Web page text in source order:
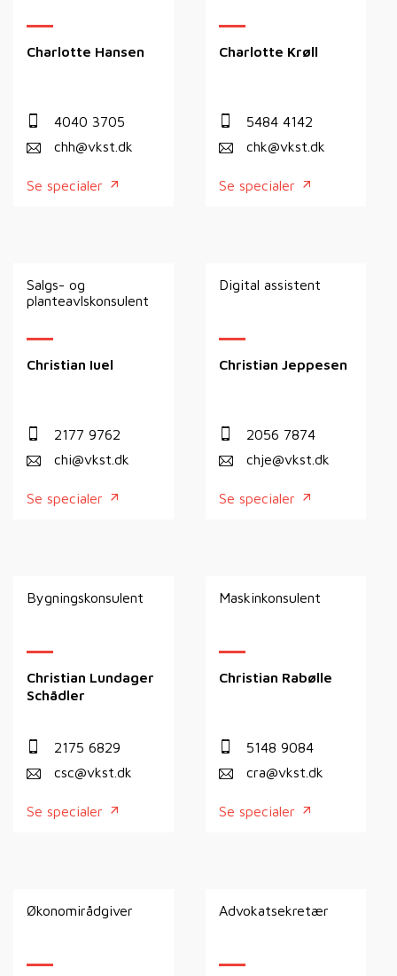
Charlotte Hansen
4040 3705
chh@vkst.dk
Se specialer
Charlotte Krøll
5484 4142
chk@vkst.dk
Se specialer
Salgs- og
planteavlskonsulent
Christian Iuel
2177 9762
chi@vkst.dk
Se specialer
Digital assistent
Christian Jeppesen
2056 7874
chje@vkst.dk
Se specialer
Bygningskonsulent
Christian Lundager
Schädler
2175 6829
csc@vkst.dk
Se specialer
Maskinkonsulent
Christian Rabølle
5148 9084
cra@vkst.dk
Se specialer
Økonomirådgiver Advokatsekretær